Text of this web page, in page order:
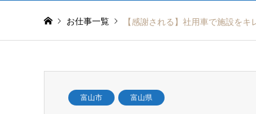
お仕事一覧 【感謝される】社用車で施設を
富山市 富山県